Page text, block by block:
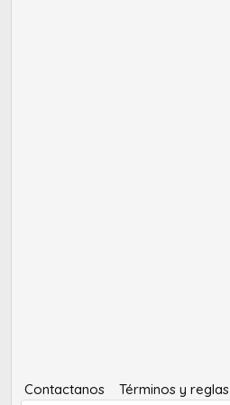
Contactanos Términos y reglas